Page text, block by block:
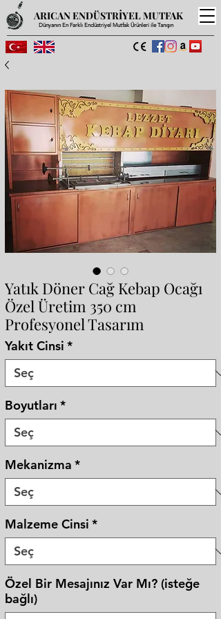
Dünyanın En Farklı Endüstriyel Mutfak Ürünleri ile Tanışın
ARICAN ENDÜSTRİYEL MUTFAK
Yatık Döner Cağ Kebap Ocağı
Özel Üretim 350 cm
Profesyonel Tasarım
Yakıt Cinsi *
Boyutları *
Mekanizma *
Malzeme Cinsi *
Özel Bir Mesajınız Var Mı? (isteğe
bağlı)